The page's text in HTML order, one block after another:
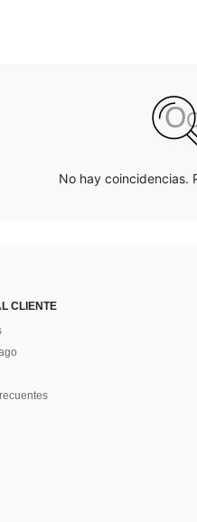
No hay coincidencias.
CLIENTE